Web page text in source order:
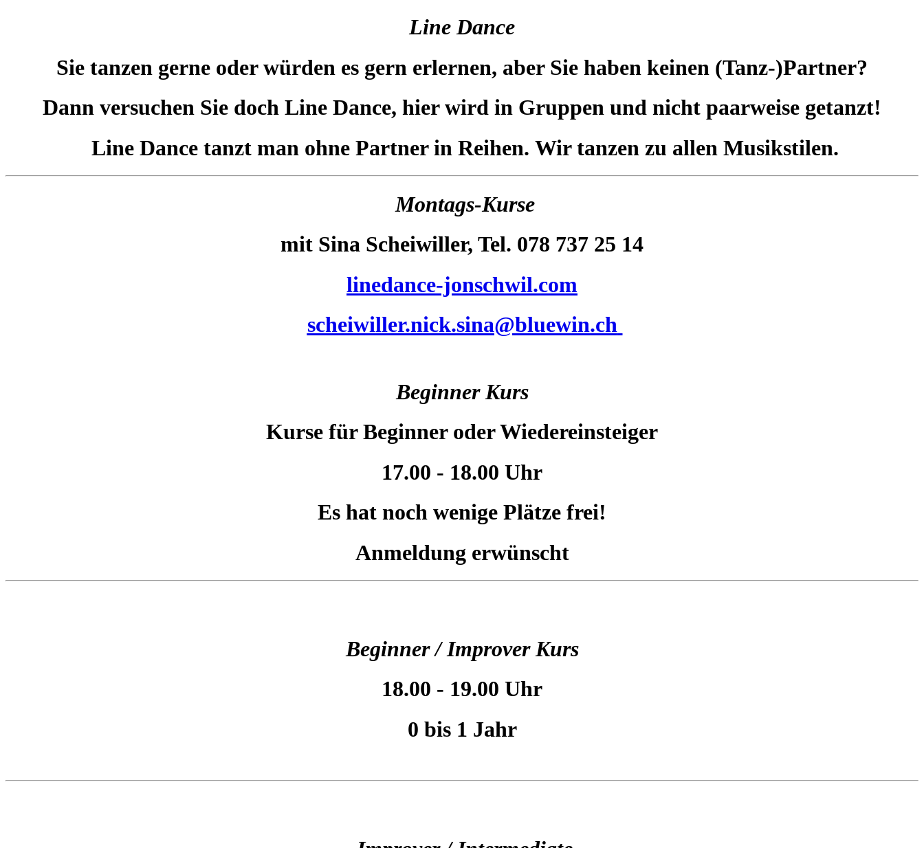
Line Dance
Sie tanzen gerne oder würden es gern erlernen, aber Sie haben keinen (Tanz-)Partner?
Dann versuchen Sie doch Line Dance, hier wird in Gruppen und nicht paarweise getanzt!
Line Dance tanzt man ohne Partner in Reihen. Wir tanzen zu allen Musikstilen.
Montags-Kurse
mit Sina Scheiwiller, Tel. 078 737 25 14
linedance-jonschwil.com
scheiwiller.nick.sina@bluewin.ch
Beginner Kurs
Kurse für Beginner oder Wiedereinsteiger
17.00 - 18.00 Uhr
Es hat noch wenige Plätze frei!
Anmeldung erwünscht
Beginner / Improver Kurs
18.00 - 19.00 Uhr
0 bis 1 Jahr